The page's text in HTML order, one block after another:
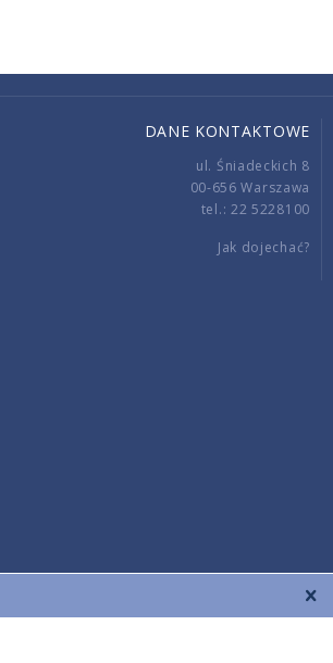
DANE KONTAKTOWE
ul. Śniadeckich 8
00-656 Warszawa
tel.: 22 5228100
Jak dojechać?